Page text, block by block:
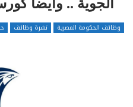
الجوية .. وأيضاً
نشرة وظائف وظائف الحكومة المصرية